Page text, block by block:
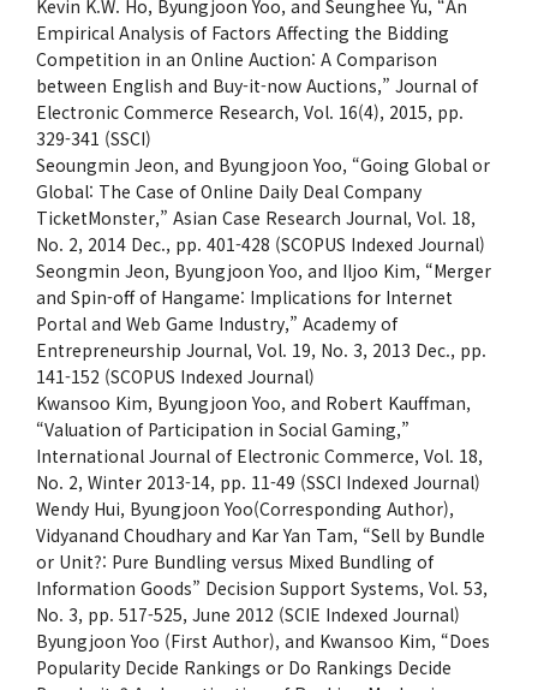
Kevin K.W. Ho, Byungjoon Yoo, and Seunghee Yu, “An
Empirical Analysis of Factors Affecting the Bidding
Competition in an Online Auction: A Comparison
between English and Buy-it-now Auctions,” Journal of
Electronic Commerce Research, Vol. 16(4), 2015, pp.
329-341 (SSCI)
Seoungmin Jeon, and Byungjoon Yoo, “Going Global or
Global: The Case of Online Daily Deal Company
TicketMonster,” Asian Case Research Journal, Vol. 18,
No. 2, 2014 Dec., pp. 401-428 (SCOPUS Indexed Journal)
Seongmin Jeon, Byungjoon Yoo, and Iljoo Kim, “Merger
and Spin-off of Hangame: Implications for Internet
Portal and Web Game Industry,” Academy of
Entrepreneurship Journal, Vol. 19, No. 3, 2013 Dec., pp.
141-152 (SCOPUS Indexed Journal)
Kwansoo Kim, Byungjoon Yoo, and Robert Kauffman,
“Valuation of Participation in Social Gaming,”
International Journal of Electronic Commerce, Vol. 18,
No. 2, Winter 2013-14, pp. 11-49 (SSCI Indexed Journal)
Wendy Hui, Byungjoon Yoo(Corresponding Author),
Vidyanand Choudhary and Kar Yan Tam, “Sell by Bundle
or Unit?: Pure Bundling versus Mixed Bundling of
Information Goods” Decision Support Systems, Vol. 53,
No. 3, pp. 517-525, June 2012 (SCIE Indexed Journal)
Byungjoon Yoo (First Author), and Kwansoo Kim, “Does
Popularity Decide Rankings or Do Rankings Decide